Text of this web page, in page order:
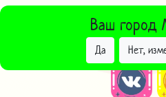
Ваш город
Да Нет,
ВЫБРАТЬ